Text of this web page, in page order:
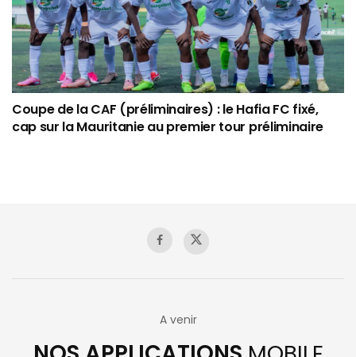
Coupe de la CAF (préliminaires) : le Hafia FC fixé,
cap sur la Mauritanie au premier tour préliminaire
A venir